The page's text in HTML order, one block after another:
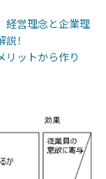
経営理念と企業理
！
リットから作り